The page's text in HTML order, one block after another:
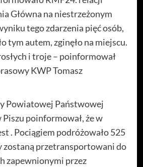
Główna na niestrzeżonym
tego zdarzenia pięć osób,
tym autem, zginęło na miejscu.
i troje – poinformował
KWP Tomasz
Powiatowej Państwowej
poinformował, że w
. Pociągiem podróżowało 525
zostaną przetransportowani do
zapewnionymi przez